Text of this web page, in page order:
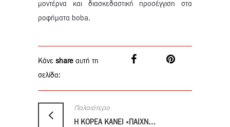
μοντέρνα και διασκεδαστική προσέγγιση στα
ροφήματα boba.
Κάνε share αυτή τη
σελίδα:
Παλαιότερο
Η ΚΟΡΕΑ ΚΑΝΕΙ «ΠΑΙΧΝΙΔΙ»